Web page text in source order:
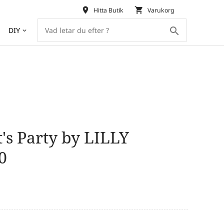
DIY keyboard_arrow_down search
place Hitta Butik shopping_cart Varukorg
Party by LILLY